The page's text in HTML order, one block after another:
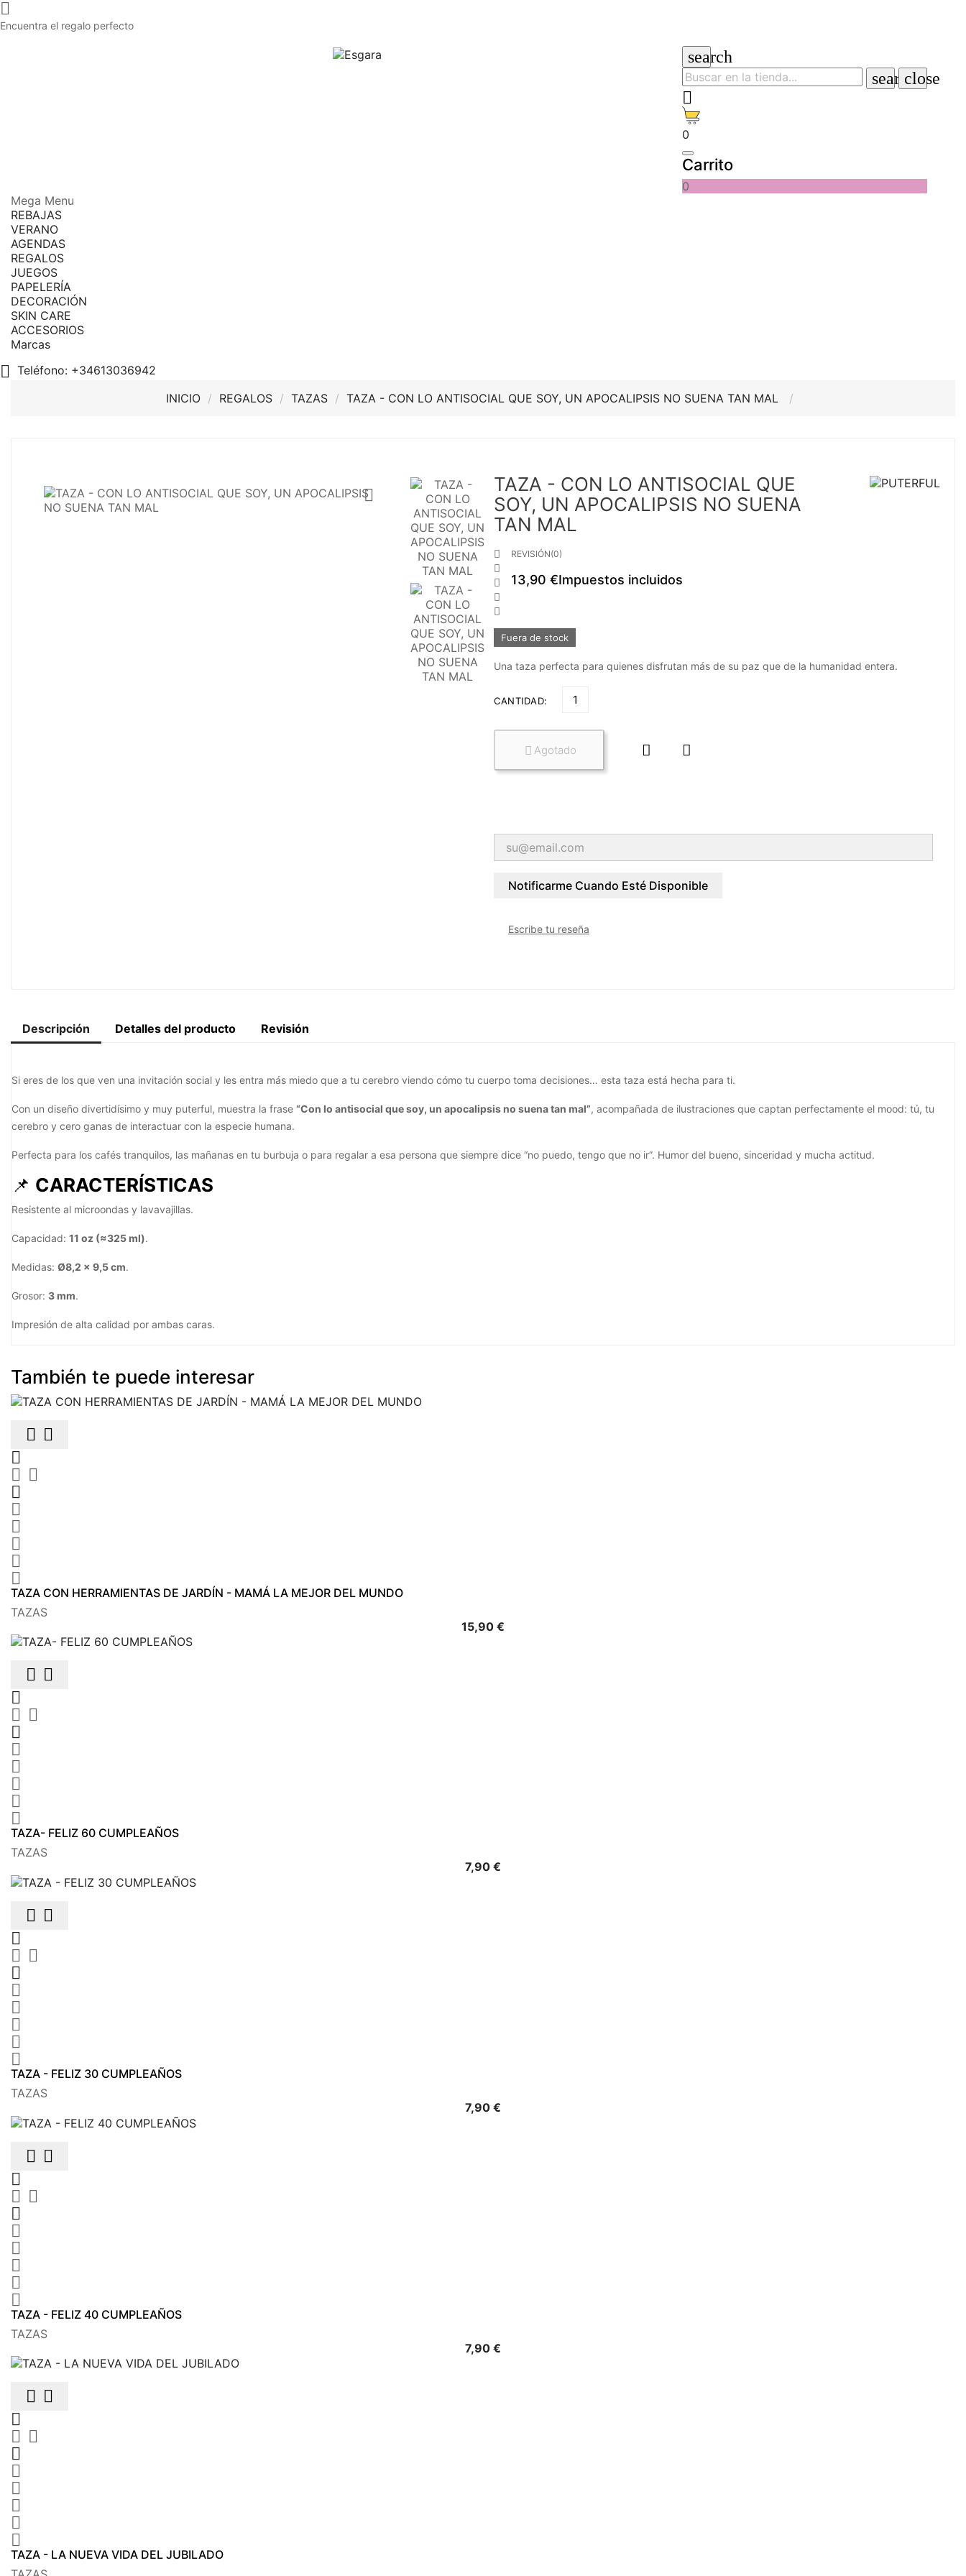

Encuentra el regalo perfecto
search
searchclose

0
Carrito
0
Mega Menu
REBAJAS
VERANO
AGENDAS
REGALOS
JUEGOS
PAPELERÍA
DECORACIÓN
SKIN CARE
ACCESORIOS
Marcas
 Teléfono: +34613036942
INICIO
REGALOS TAZAS TAZA - CON LO ANTISOCIAL QUE SOY, UN APOCALIPSIS NO SUENA TAN MAL

TAZA - CON LO ANTISOCIAL QUE
SOY, UN APOCALIPSIS NO SUENA
TAN MAL





REVISIÓN(0)
13,90 €Impuestos incluidos
Fuera de stock
Una taza perfecta para quienes disfrutan más de su paz que de la humanidad entera.
CANTIDAD:
 Agotado  
Notificarme Cuando Esté Disponible
Escribe tu reseña
Descripción Detalles del producto Revisión
Si eres de los que ven una invitación social y les entra más miedo que a tu cerebro viendo cómo tu cuerpo toma decisiones… esta taza está hecha para ti.
Con un diseño divertidísimo y muy puterful, muestra la frase “Con lo antisocial que soy, un apocalipsis no suena tan mal”, acompañada de ilustraciones que captan perfectamente el mood: tú, tu
cerebro y cero ganas de interactuar con la especie humana.
Perfecta para los cafés tranquilos, las mañanas en tu burbuja o para regalar a esa persona que siempre dice “no puedo, tengo que no ir”. Humor del bueno, sinceridad y mucha actitud.
📌 CARACTERÍSTICAS
Resistente al microondas y lavavajillas.
Capacidad: 11 oz (≈325 ml).
Medidas: Ø8,2 x 9,5 cm.
Grosor: 3 mm.
Impresión de alta calidad por ambas caras.
También te puede interesar
 

 






TAZA CON HERRAMIENTAS DE JARDÍN - MAMÁ LA MEJOR DEL MUNDO
TAZAS
15,90 €











TAZA- FELIZ 60 CUMPLEAÑOS
TAZAS
7,90 €
 

 






TAZA - FELIZ 30 CUMPLEAÑOS
TAZAS
7,90 €
 

 






TAZA - FELIZ 40 CUMPLEAÑOS
TAZAS
7,90 €











TAZA - LA NUEVA VIDA DEL JUBILADO